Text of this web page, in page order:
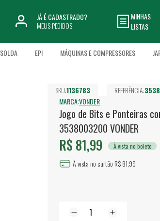
JÁ É CADASTRADO?
MEUS PEDIDOS
MINHAS
LISTAS
SOLDA EPI MÁQUINAS E COMPRESSORES
SKU:1136783 REFERÊNCIA:
MARCA:VONDER
Jogo de Bits e Ponteiras
3538003200 VONDER
R$ 81,99 À vista no boleto
À vista no cartão R$ 81,99